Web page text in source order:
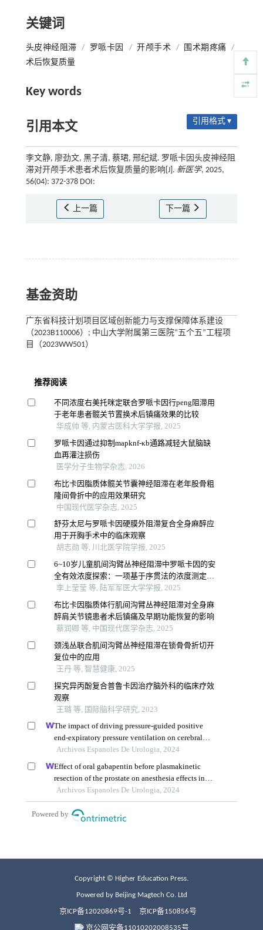
关键词
头皮神经阻滞 / 罗哌卡因 / 开颅手术 / 围术期疼痛
/
术后恢复质量
Key words
引用本文 引用格式 ▾
李文静, 廖劲文, 黑子清, 蔡珺, 邢纪斌. 罗哌卡因头皮神经阻
滞对开颅手术患者术后恢复质量的影响[J]. 新医学, 2025,
56(04): 372-378 DOI:
上一篇 下一篇
基金资助
广东省科技计划项目区域创新能力与支撑保障体系建设
（2023B110006）; 中山大学附属第三医院“五个五”工程项
目（2023WW501）
Copyright © Higher Education Press.
Powered by Beijing Magtech Co. Ltd
京ICP备12020869号-1 京ICP备150856号
京公网安备11010202008535号